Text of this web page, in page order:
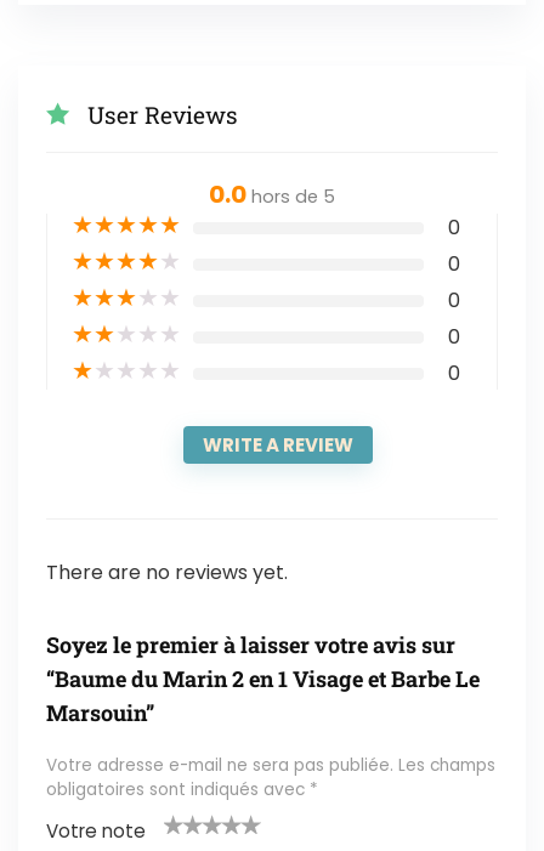
User Reviews
0.0 hors de 5
★★★★★ 0
★★★★★ 0
★★★★★ 0
★★★★★ 0
★★★★★ 0
WRITE A REVIEW
There are no reviews yet.
Soyez le premier à laisser votre avis sur
“Baume du Marin 2 en 1 Visage et Barbe Le
Marsouin”
Votre adresse e-mail ne sera pas publiée. Les champs
obligatoires sont indiqués avec *
Votre note